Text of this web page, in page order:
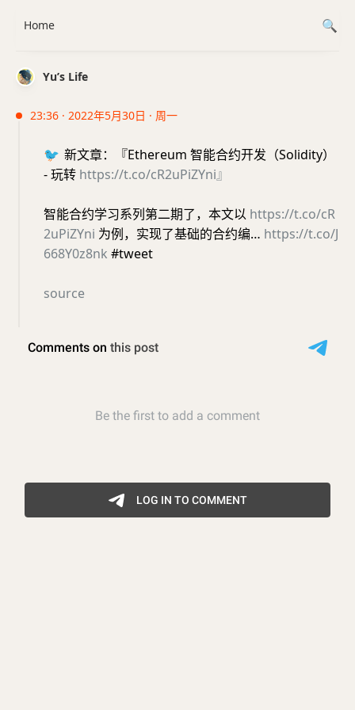
Yu’s Life
23:36 · 2022年5月30日 · 周一
🐦 新文章：『Ethereum 智能合约开发（Solidity）
- 玩转 https://t.co/cR2uPiZYni』
智能合约学习系列第二期了，本文以 https://t.co/cR
2uPiZYni 为例，实现了基础的合约编… https://t.co/J
668Y0z8nk #tweet
source
Home